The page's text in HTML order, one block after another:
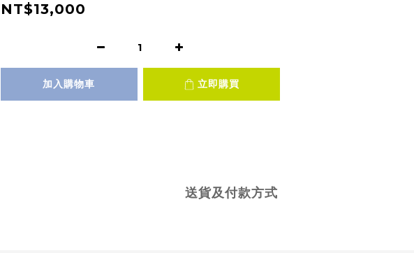
NT$13,000
加入購物車 立即購買
送貨及付款方式